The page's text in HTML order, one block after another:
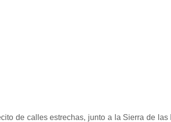
de calles estrechas, junto a la Sierra de las